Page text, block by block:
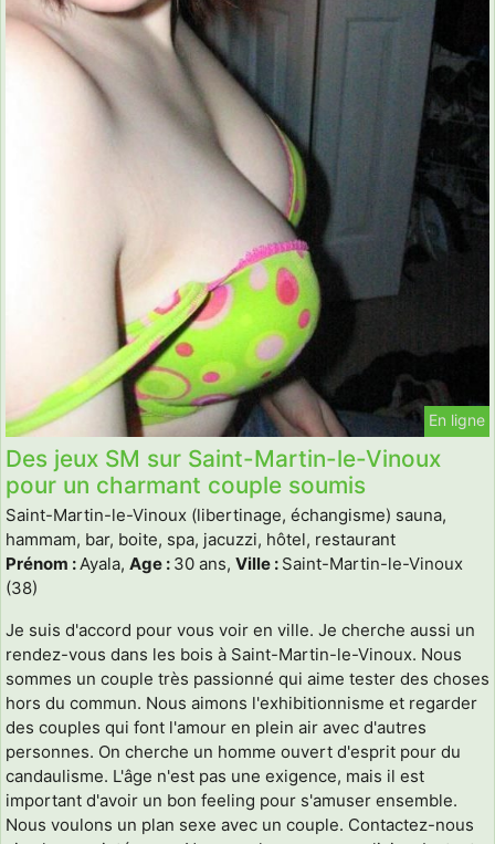
En ligne
Des jeux SM sur Saint-Martin-le-Vinoux
pour un charmant couple soumis
Saint-Martin-le-Vinoux (libertinage, échangisme) sauna,
hammam, bar, boite, spa, jacuzzi, hôtel, restaurant
Prénom :Ayala, Age : 30 ans, Ville : Saint-Martin-le-Vinoux
(38)
Je suis d'accord pour vous voir en ville. Je cherche aussi un
rendez-vous dans les bois à Saint-Martin-le-Vinoux. Nous
sommes un couple très passionné qui aime tester des choses
hors du commun. Nous aimons l'exhibitionnisme et regarder
des couples qui font l'amour en plein air avec d'autres
personnes. On cherche un homme ouvert d'esprit pour du
candaulisme. L'âge n'est pas une exigence, mais il est
important d'avoir un bon feeling pour s'amuser ensemble.
Nous voulons un plan sexe avec un couple. Contactez-nous